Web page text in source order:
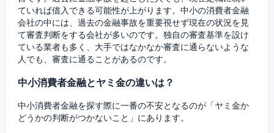
ていれば借入できる可能性が上がります。中小の消費者金融
会社の中には、過去の金融事故を重要視せず現在の状況を見
て審査判断をする会社が多いのです。独自の審査基準を設け
ている業者も多く、大手ではなかなか審査に通らないような
人でも、審査に通ることがあるのです。
中小消費者金融とヤミ金の違いは？
中小消費者金融を探す際に一番の不安となるのが「ヤミ金か
どうかの判断がつかないこと」にあります。